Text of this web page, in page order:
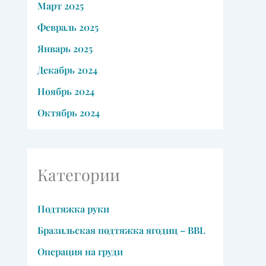
Март 2025
Февраль 2025
Январь 2025
Декабрь 2024
Ноябрь 2024
Октябрь 2024
Категории
Подтяжка руки
Бразильская подтяжка ягодиц – BBL
Операция на груди